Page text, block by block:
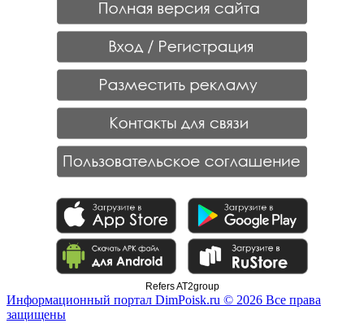
Refers AT2group
Информационный портал DimPoisk.ru © 2026 Все права
защищены